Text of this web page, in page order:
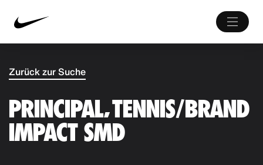
Zurück zur Suche
PRINCIPAL, TENNIS/BRAND
IMPACT SMD